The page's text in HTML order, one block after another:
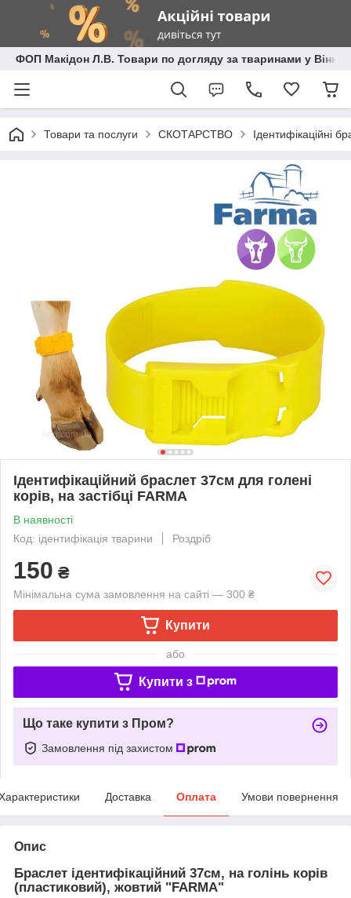
ФОП Макідон Л.В. Товари по догляду за тваринами у
Товари та послуги СКОТАРСТВО Ідентифікаційні
Ідентифікаційний браслет 37см для голені
корів, на застібці FARMA
В наявності
Код: ідентифікація тварини
Роздріб
150 ₴
Мінімальна сума замовлення на сайті — 300 ₴
Купити
або
Купити з
Що таке купити з Пром?
Замовлення під захистом
Доставка Оплата Умови повернення
Опис
Браслет ідентифікаційний 37см, на голінь корів
(пластиковий), жовтий "FARMA"